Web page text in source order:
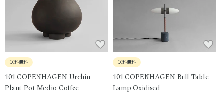
送料無料
101 COPENHAGEN Urchin
Plant Pot Medio Coffee
送料無料
101 COPENHAGEN Bull Table
Lamp Oxidised